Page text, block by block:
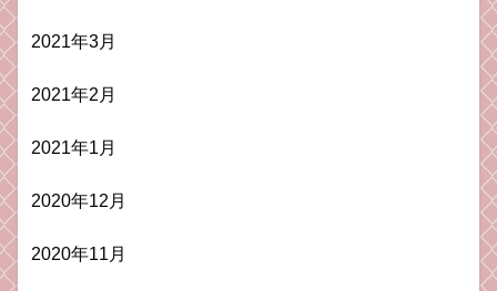
2021年3月
2021年2月
2021年1月
2020年12月
2020年11月